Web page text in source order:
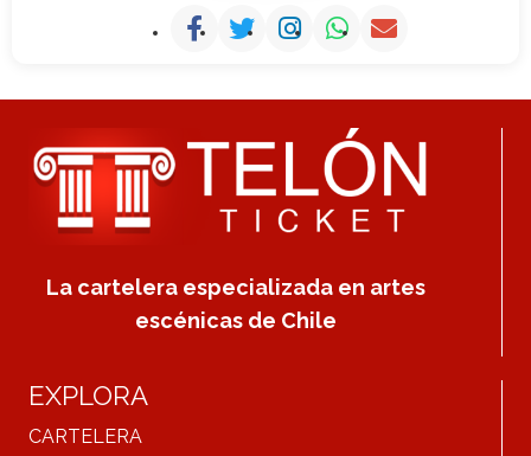
La cartelera especializada en artes
escénicas de Chile
EXPLORA
CARTELERA